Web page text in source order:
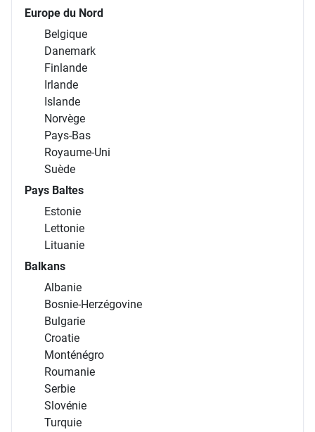
Europe du Nord
Belgique
Danemark
Finlande
Irlande
Islande
Norvège
Pays-Bas
Royaume-Uni
Suède
Pays Baltes
Estonie
Lettonie
Lituanie
Balkans
Albanie
Bosnie-Herzégovine
Bulgarie
Croatie
Monténégro
Roumanie
Serbie
Slovénie
Turquie